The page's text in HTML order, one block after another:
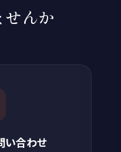
せんか
い合わせ